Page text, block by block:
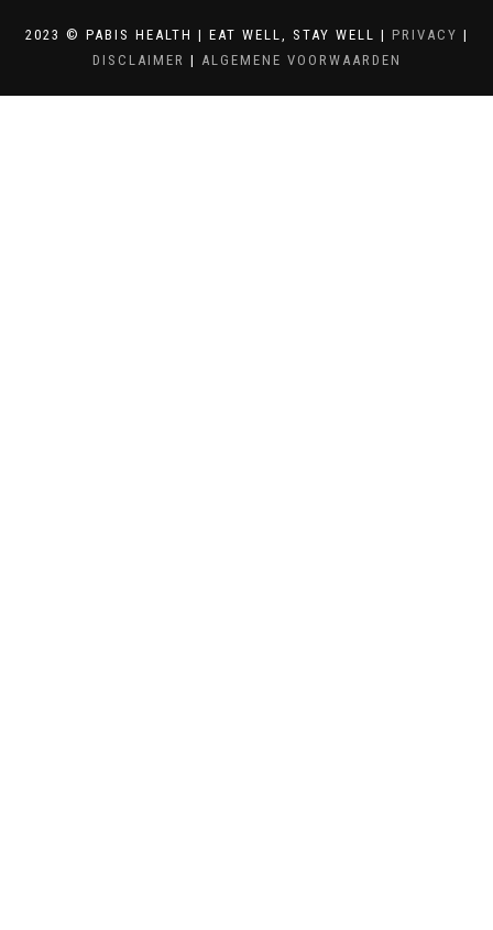
2023 © PABIS HEALTH | EAT WELL, STAY WELL | PRIVACY |
DISCLAIMER | ALGEMENE VOORWAARDEN